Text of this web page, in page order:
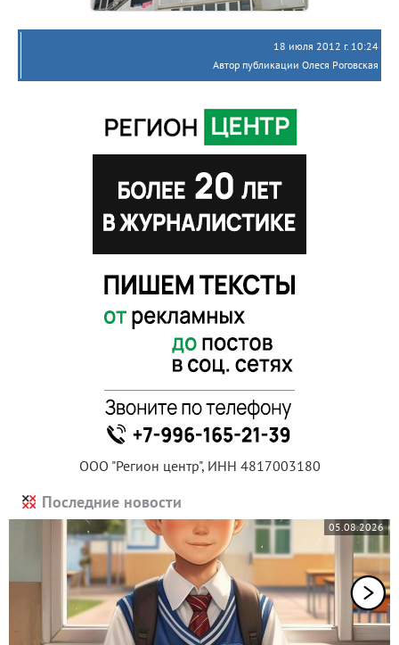
18 июля 2012 г. 10:24
Автор публикации Олеся Роговская
ООО "Регион центр", ИНН 4817003180
Последние новости
05.08.2026